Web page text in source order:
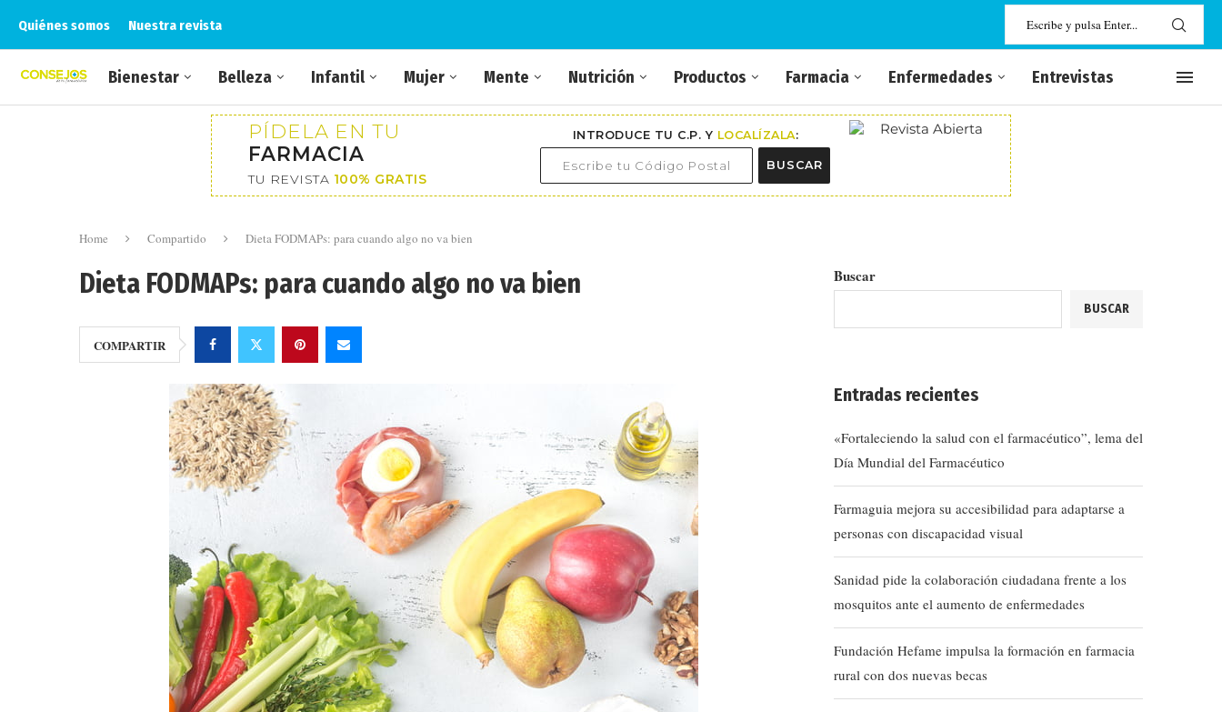
Quiénes somos Nuestra revista
Bienestar Belleza Infantil Mujer Mente Nutrición Productos Farmacia Enfermedades Entrevistas
PÍDELA EN TU
FARMACIA
TU REVISTA 100% GRATIS
INTRODUCE TU C.P. Y LOCALÍZALA:
BUSCAR
Home Compartido Dieta FODMAPs: para cuando algo no va bien
Dieta FODMAPs: para cuando algo no va bien
COMPARTIR
Buscar
BUSCAR
Entradas recientes
«Fortaleciendo la salud con el farmacéutico”, lema del
Día Mundial del Farmacéutico
Farmaguia mejora su accesibilidad para adaptarse a
personas con discapacidad visual
Sanidad pide la colaboración ciudadana frente a los
mosquitos ante el aumento de enfermedades
Fundación Hefame impulsa la formación en farmacia
rural con dos nuevas becas